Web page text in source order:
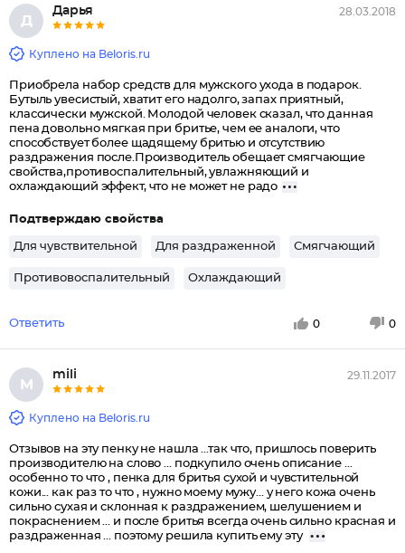
Д
Дарья 28.03.2018
Куплено на Beloris.ru
Приобрела набор средств для мужского ухода в подарок.
Бутыль увесистый, хватит его надолго, запах приятный,
классически мужской. Молодой человек сказал, что данная
пена довольно мягкая при бритье, чем ее аналоги, что
способствует более щадящему бритью и отсутствию
раздражения после.Производитель обещает смягчающие
свойства,противоспалительный, увлажняющий и
охлаждающий эффект, что не может не радо
Подтверждаю свойства
Для чувствительной Для раздраженной Смягчающий
Противовоспалительный Охлаждающий
Ответить 0 0
M
mili 29.11.2017
Куплено на Beloris.ru
Отзывов на эту пенку не нашла ...так что, пришлось поверить
производителю на слово ... подкупило очень описание ...
особенно то что , пенка для бритья сухой и чувстительной
кожи... как раз то что , нужно моему мужу... у него кожа очень
сильно сухая и склонная к раздражением, шелушением и
покраснением ... и после бритья всегда очень сильно красная и
раздраженная ... поэтому решила купить ему эту